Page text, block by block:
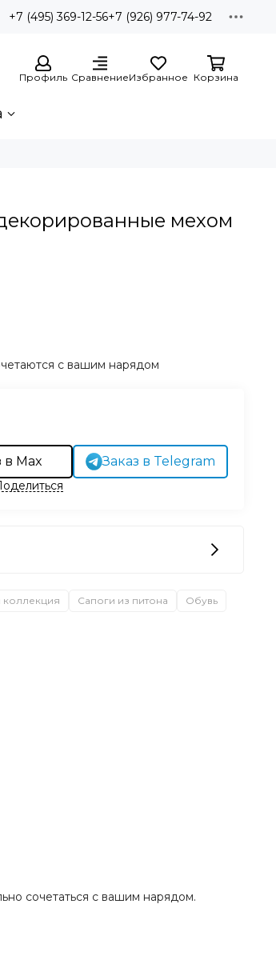
+7 (495) 369-12-56+7 (926) 977-74-92
Профиль СравнениеИзбранное Корзина
мехом
с вашим нарядом
в Max Заказ в Telegram
Сапоги из питона Обувь
сочетаться с вашим нарядом.